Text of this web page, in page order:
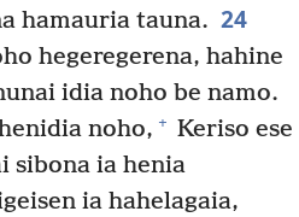
hamauria tauna. 24
hegeregerena, hahine
idia noho be namo.
noho, + Keriso ese
sibona ia henia
ia hahelagaia,